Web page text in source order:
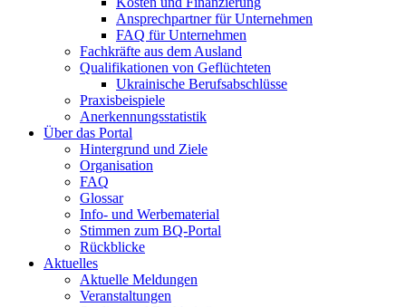
Ansprechpartner für Unternehmen
FAQ für Unternehmen
Fachkräfte aus dem Ausland
Qualifikationen von Geflüchteten
Ukrainische Berufsabschlüsse
Praxisbeispiele
Anerkennungsstatistik
Über das Portal
Hintergrund und Ziele
Organisation
FAQ
Glossar
Info- und Werbematerial
Stimmen zum BQ-Portal
Rückblicke
Aktuelles
Aktuelle Meldungen
Veranstaltungen